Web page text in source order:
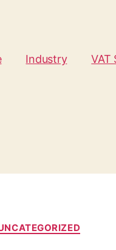
Industry VAT
Categories